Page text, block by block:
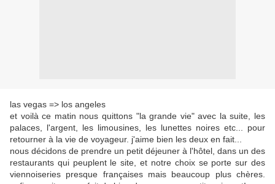
las vegas => los angeles
et voilà ce matin nous quittons "la grande vie" avec la suite, les
palaces, l'argent, les limousines, les lunettes noires etc... pour
retourner à la vie de voyageur. j'aime bien les deux en fait...
nous décidons de prendre un petit déjeuner à l'hôtel, dans un des
restaurants qui peuplent le site, et notre choix se porte sur des
viennoiseries presque françaises mais beaucoup plus chères.